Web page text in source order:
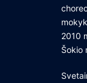
2010
Šokio